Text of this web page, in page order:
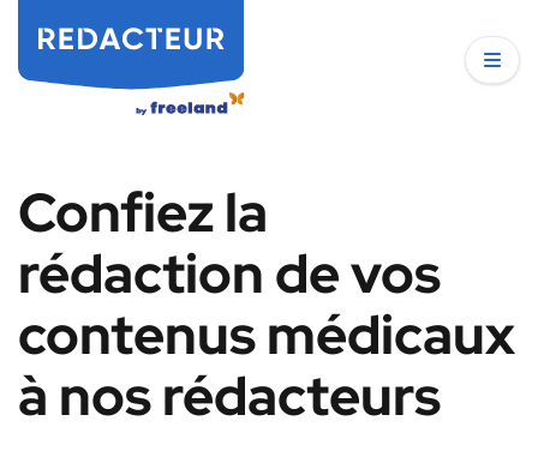
Confiez la
rédaction de vos
contenus médicaux
à nos rédacteurs